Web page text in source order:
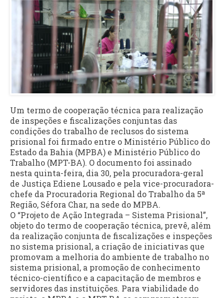
Um termo de cooperação técnica para realização
de inspeções e fiscalizações conjuntas das
condições do trabalho de reclusos do sistema
prisional foi firmado entre o Ministério Público do
Estado da Bahia (MPBA) e Ministério Público do
Trabalho (MPT-BA). O documento foi assinado
nesta quinta-feira, dia 30, pela procuradora-geral
de Justiça Ediene Lousado e pela vice-procuradora-
chefe da Procuradoria Regional do Trabalho da 5ª
Região, Séfora Char, na sede do MPBA.
O “Projeto de Ação Integrada – Sistema Prisional”,
objeto do termo de cooperação técnica, prevê, além
da realização conjunta de fiscalizações e inspeções
no sistema prisional, a criação de iniciativas que
promovam a melhoria do ambiente de trabalho no
sistema prisional, a promoção de conhecimento
técnico-científico e a capacitação de membros e
servidores das instituições. Para viabilidade do